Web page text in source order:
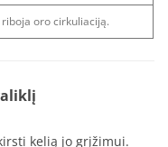
oro cirkuliaciją.
kelią jo grįžimui.